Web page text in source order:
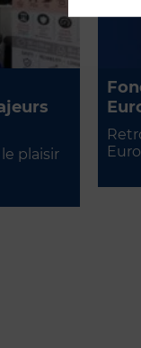
plaisir